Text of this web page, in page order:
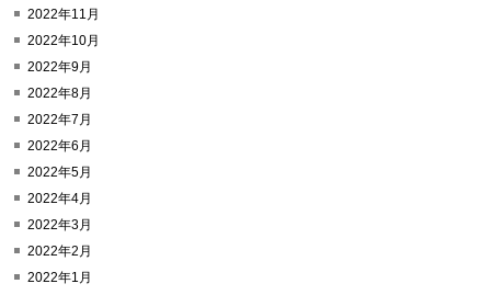
2022年11月
2022年10月
2022年9月
2022年8月
2022年7月
2022年6月
2022年5月
2022年4月
2022年3月
2022年2月
2022年1月